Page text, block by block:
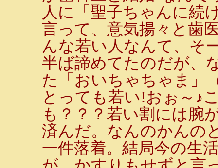
人に「聖子ちゃんに続
言って、意気揚々と歯
んな若い人なんて、そ
半ば諦めてたのだが、
た「おいちゃちゃま」
とっても若い!おぉ～♪
も？？？若い割には腕
済んだ。なんのかんの
一件落着。結局今の生